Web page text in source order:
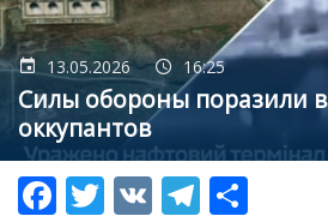
13.05.2026 16:25
Силы обороны поразили
оккупантов